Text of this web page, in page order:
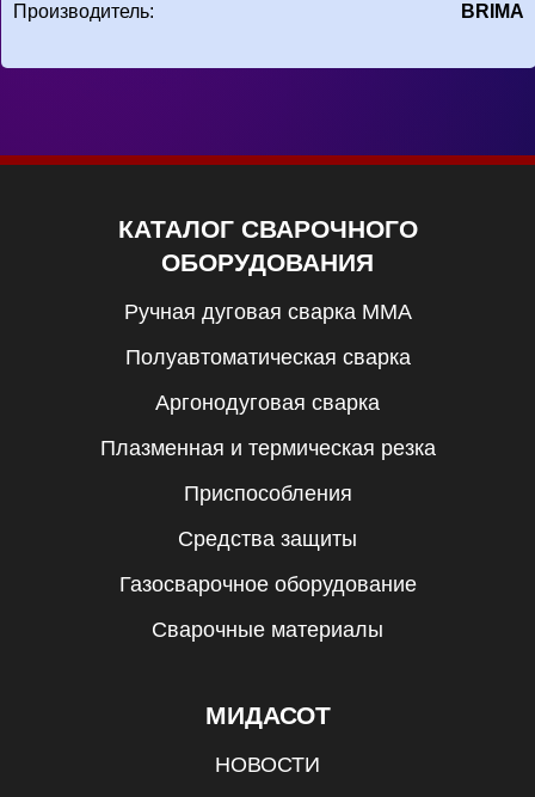
Производитель: BRIMA
КАТАЛОГ СВАРОЧНОГО
ОБОРУДОВАНИЯ
Ручная дуговая сварка MMA
Полуавтоматическая сварка
Аргонодуговая сварка
Плазменная и термическая резка
Приспособления
Средства защиты
Газосварочное оборудование
Сварочные материалы
МИДАСОТ
НОВОСТИ